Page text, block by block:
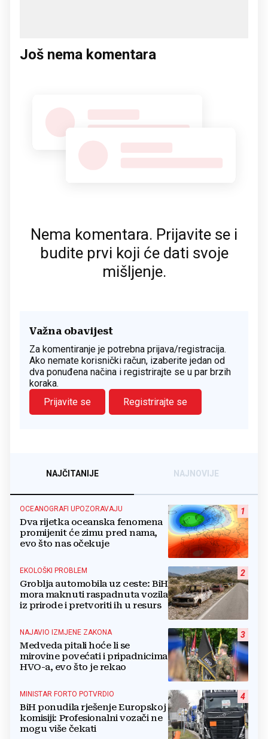
Još nema komentara
Nema komentara. Prijavite se i
budite prvi koji će dati svoje
mišljenje.
Važna obavijest
Za komentiranje je potrebna prijava/registracija.
Ako nemate korisnički račun, izaberite jedan od
dva ponuđena načina i registrirajte se u par brzih
koraka.
Prijavite se
Registrirajte se
NAJČITANIJE NAJNOVIJE
1
OCEANOGRAFI UPOZORAVAJU
Dva rijetka oceanska fenomena
promijenit će zimu pred nama,
evo što nas očekuje
2
EKOLOŠKI PROBLEM
Groblja automobila uz ceste: BiH
mora maknuti raspadnuta vozila
iz prirode i pretvoriti ih u resurs
3
NAJAVIO IZMJENE ZAKONA
Medveda pitali hoće li se
mirovine povećati i pripadnicima
HVO-a, evo što je rekao
4
MINISTAR FORTO POTVRDIO
BiH ponudila rješenje Europskoj
komisiji: Profesionalni vozači ne
mogu više čekati